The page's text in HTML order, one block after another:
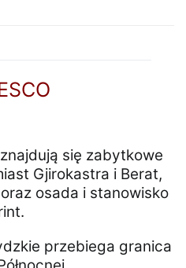
się zabytkowe
Gjirokastra i Berat,
osada i stanowisko
przebiega granica